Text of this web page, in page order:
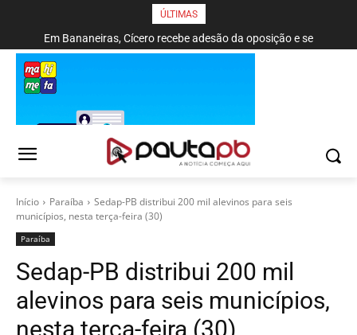
ÚLTIMAS
Em Bananeiras, Cícero recebe adesão da oposição e se
compromete com esgotamento sanitário
Prefeitura de João Pessoa avança com projetos de corredores
viários para sistema de veículos rápidos
Início Paraí­ba
Sedap-PB distribui 200 mil alevinos para seis
municípios, nesta terça-feira (30)
Paraí­ba
Sedap-PB distribui 200 mil
alevinos para seis municípios,
nesta terça-feira (30)